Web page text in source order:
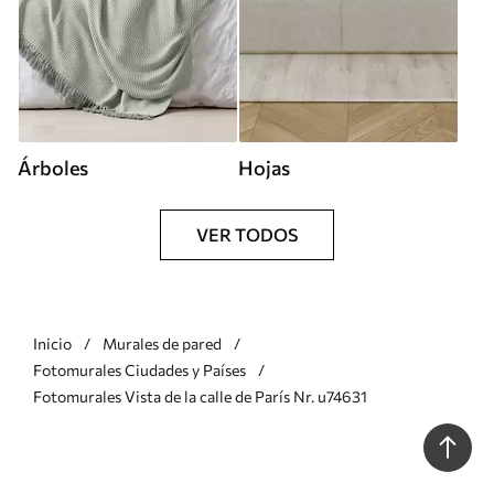
Árboles Hojas
VER TODOS
Inicio
Murales de pared
Fotomurales Ciudades y Países
Fotomurales Vista de la calle de París Nr. u74631